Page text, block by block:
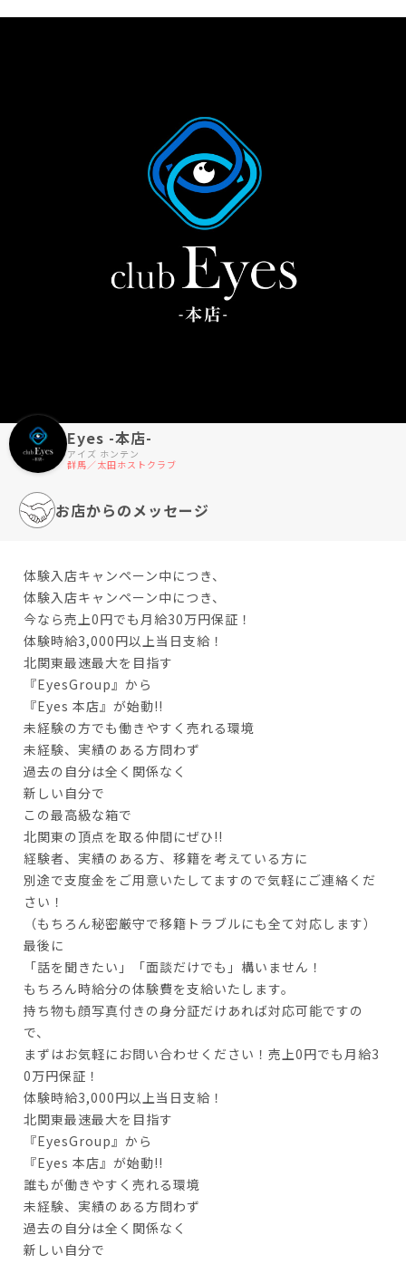
Eyes -本店-
アイズ ホンテン
群馬／太田ホストクラブ
お店からのメッセージ
体験入店キャンペーン中につき、
体験入店キャンペーン中につき、
今なら売上0円でも月給30万円保証！
体験時給3,000円以上当日支給！
北関東最速最大を目指す
『EyesGroup』から
『Eyes 本店』が始動!!
未経験の方でも働きやすく売れる環境
未経験、実績のある方問わず
過去の自分は全く関係なく
新しい自分で
この最高級な箱で
北関東の頂点を取る仲間にぜひ!!
経験者、実績のある方、移籍を考えている方に
別途で支度金をご用意いたしてますので気軽にご連絡くだ
さい！
（もちろん秘密厳守で移籍トラブルにも全て対応します）
最後に
「話を聞きたい」「面談だけでも」構いません！
もちろん時給分の体験費を支給いたします。
持ち物も顔写真付きの身分証だけあれば対応可能ですの
で、
まずはお気軽にお問い合わせください！売上0円でも月給3
0万円保証！
体験時給3,000円以上当日支給！
北関東最速最大を目指す
『EyesGroup』から
『Eyes 本店』が始動!!
誰もが働きやすく売れる環境
未経験、実績のある方問わず
過去の自分は全く関係なく
新しい自分で